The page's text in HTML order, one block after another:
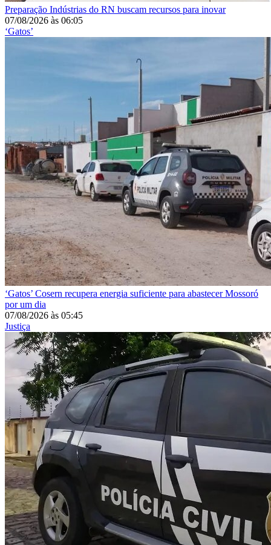
Preparação Indústrias do RN buscam recursos para inovar
07/08/2026 às 06:05
‘Gatos’
‘Gatos’ Cosern recupera energia suficiente para abastecer Mossoró
por um dia
07/08/2026 às 05:45
Justiça